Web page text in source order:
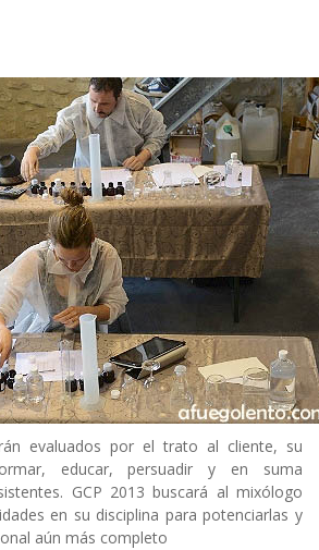
evaluados por el trato al cliente, su
educar, persuadir y en suma
GCP 2013 buscará al mixólogo
en su disciplina para potenciarlas y
aún más completo